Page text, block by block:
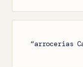
“arrocerias